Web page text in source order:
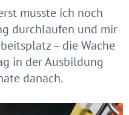
musste ich noch
durchlaufen und mir
– die Wache
in der Ausbildung
danach.